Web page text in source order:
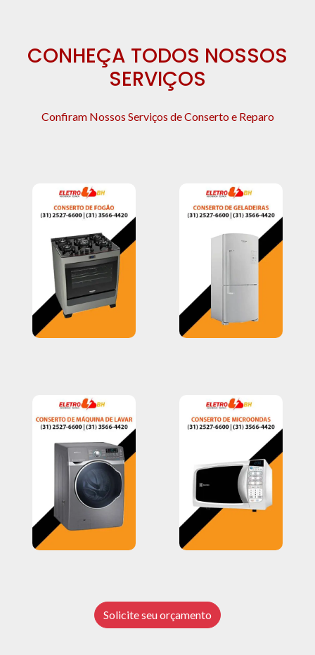
CONHEÇA TODOS NOSSOS
SERVIÇOS
Confiram Nossos Serviços de Conserto e Reparo
Solicite seu orçamento